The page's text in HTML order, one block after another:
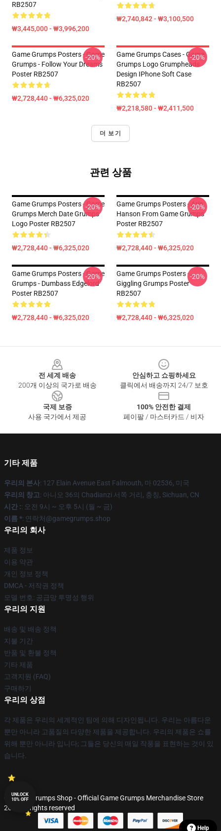
RB2507
₩3,445,000 - ₩3,996,200
₩2,740,842 - ₩3,100,500
Game Grumps Posters - Game
Grumps - Follow Your Dreams
Poster RB2507
₩2,728,440 - ₩6,325,020
-20%
Game Grumps Cases - Game
Grumps Logo Grumpheads
Design IPhone Soft Case
RB2507
₩2,218,580 - ₩2,411,500
-20%
더 보기
관련 상품
Game Grumps Posters - Game
Grumps Merch Date Grumps
Logo Poster RB2507
₩2,728,440 - ₩6,325,020
-20%
Game Grumps Posters - Arin
Hanson From Game Grumps
Poster RB2507
₩2,728,440 - ₩6,325,020
-20%
Game Grumps Posters - Game
Grumps - Dumbass Edgelord
Poster RB2507
₩2,728,440 - ₩6,325,020
-20%
Game Grumps Posters -
Giggling Grumps Poster
RB2507
₩2,728,440 - ₩6,325,020
-20%
전 세계 배송
200개 이상의 국가로 배송
안심하고 쇼핑하세요
클릭에서 배송까지 24/7 보호
국제 보증
사용 국가에서 제공
100% 안전한 결제
페이팔 / 마스터카드 / 비자
기타 제품
우리의 본사: 127 Elain Avenue East Falmouth, 마 02536, 미국
우리의 창고: 아니오 36의 Chadianzi 서쪽 거리, 충칭, Sichuan, CN
시간 :: 오전 9시 ~ 오후 5시 (월 ~ 금)
이름 *: 연락처@gamegrumps.shop
우리의 회사
제품 정보
이용 약관
개인 정보 정책
DMCA - 저작권 정책
모델 번호: 공급망 투명성 행위
우리의 지원
배송 및 배송 정책
지불 기간
반품 및 환불 정책
기타 제품
고객지원 (FAQ)
구매하기
우리의 상점
각 제품은 우리의 세계적인 팀에 의해 디자인됩니다. 우리는 아름다운
뿐만 아니라 고품질의 다양한 제품을 제공합니다. 우리의 제품은 쇼를
위해 뿐만 아니라 입니다; 그들은 당신의 매일 작풍을 표현하는 것이 있
습니다.
© Game Grumps Shop - Official Game Grumps Merchandise Store
2026 all rights reserved
UNLOCK
10% OFF
Help